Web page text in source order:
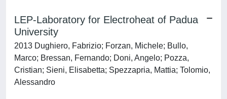
LEP-Laboratory for Electroheat of Padua
University
2013 Dughiero, Fabrizio; Forzan, Michele; Bullo,
Marco; Bressan, Fernando; Doni, Angelo; Pozza,
Cristian; Sieni, Elisabetta; Spezzapria, Mattia; Tolomio,
Alessandro